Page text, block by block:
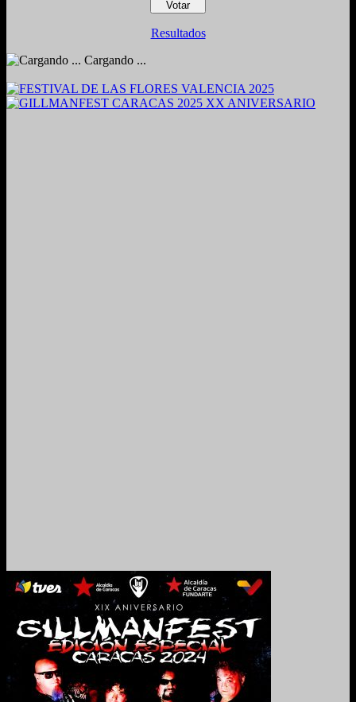
Resultados
Cargando ...